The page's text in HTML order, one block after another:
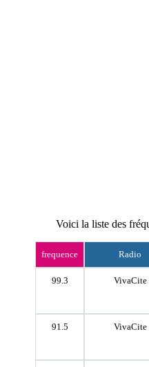
Voici la liste des
frequence Radio
99.3 VivaCite
91.5 VivaCite